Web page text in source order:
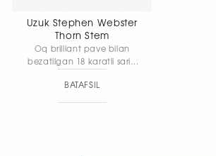
Uzuk Stephen Webster
Thorn Stem
Oq brilliant pave bilan
bezatilgan 18 karatli sariq
· Umumiy vazni: 2,17 g.
BATAFSIL